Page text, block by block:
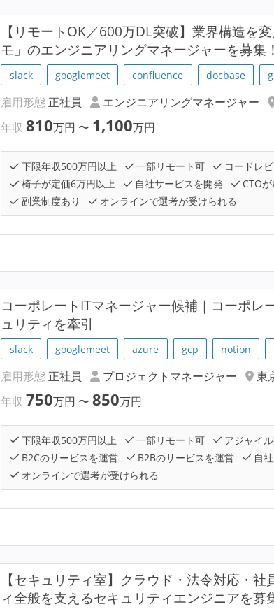
【リモートOK／600万DL突破】業界構造を
モ」のエンジニアリングマネージャーを募集！
slack googlemeet confluence docbase
雇用形態 正社員 エンジニアリングマネージャー
年収810万円 〜 1,100万円
下限年収500万円以上 一部リモート可 コードレ
椅子が定価6万円以上
自社サービスを開発 CTO
副業制度あり
オンラインで選考が受けられる
コーポレートITマネージャー候補｜コーポレ
ュリティを牽引
slack googlemeet azure gcp notion
雇用形態 正社員 プロジェクトマネージャー
東
年収750万円 〜850万円
下限年収500万円以上 一部リモート可 アジャイ
B2Cのサービスを運営
B2Bのサービスを運営 自
オンラインで選考が受けられる
【セキュリティ室】クラウド・法令対応・
ィ全般を支えるセキュリティエンジニアを募